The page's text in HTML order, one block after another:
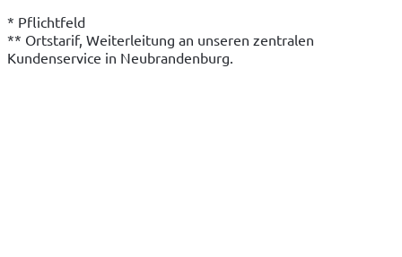
* Pflichtfeld
** Ortstarif, Weiterleitung an unseren zentralen
Kundenservice in Neubrandenburg.